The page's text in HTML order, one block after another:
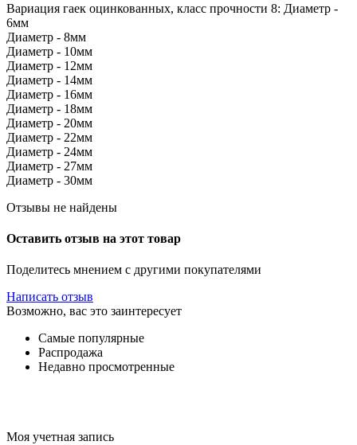
Вариация гаек оцинкованных, класс прочности 8: Диаметр -
6мм
Диаметр - 8мм
Диаметр - 10мм
Диаметр - 12мм
Диаметр - 14мм
Диаметр - 16мм
Диаметр - 18мм
Диаметр - 20мм
Диаметр - 22мм
Диаметр - 24мм
Диаметр - 27мм
Диаметр - 30мм
Отзывы не найдены
Оставить отзыв на этот товар
Поделитесь мнением с другими покупателями
Написать отзыв
Возможно, вас это заинтересует
Самые популярные
Распродажа
Недавно просмотренные
Моя учетная запись